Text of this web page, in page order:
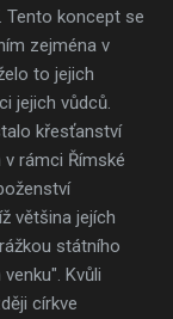
Tento koncept se
zejména v
to jejich
jejich vůdců.
křesťanství
rámci Římské
většina jejích
státního
Kvůli
církve